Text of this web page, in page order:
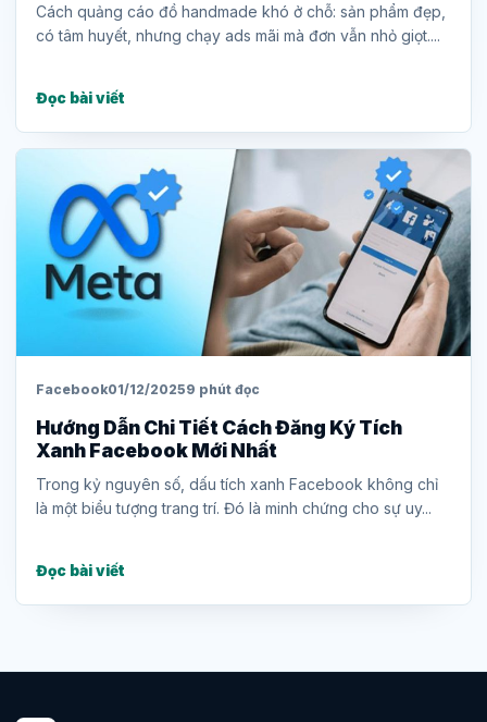
Cách quảng cáo đồ handmade khó ở chỗ: sản phẩm đẹp,
có tâm huyết, nhưng chạy ads mãi mà đơn vẫn nhỏ giọt....
Đọc bài viết
Facebook01/12/20259 phút đọc
Hướng Dẫn Chi Tiết Cách Đăng Ký Tích
Xanh Facebook Mới Nhất
Trong kỷ nguyên số, dấu tích xanh Facebook không chỉ
là một biểu tượng trang trí. Đó là minh chứng cho sự uy...
Đọc bài viết